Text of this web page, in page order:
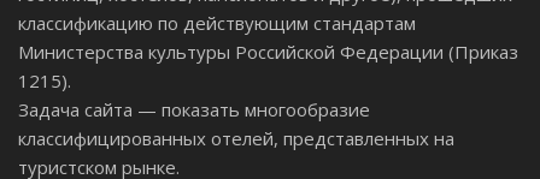
классификацию по действующим стандартам
Министерства культуры Российской Федерации (Приказ
1215).
Задача сайта — показать многообразие
классифицированных отелей, представленных на
туристском рынке.